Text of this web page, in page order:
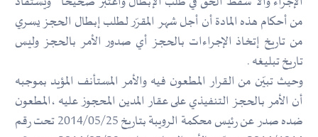
من أحكام هذه المادة أن أجل شهر المقرّر لطلب إبطال الحجز يسري
من تاريخ إتخاذ الإجراءات بالحجز أي صدور الأمر بالحجز وليس
تاريخ تبليغه .
وحيث تبيّن من القرار المطعون فيه والأمر المستأنف المؤيد بموجبه
أن الأمر بالحجز التنفيذي على عقار المدين المحجوز عليه ،المطعون
ضده صدر عن رئيس محكمة الرويبة بتاريخ 2014/05/25 تحت رقم